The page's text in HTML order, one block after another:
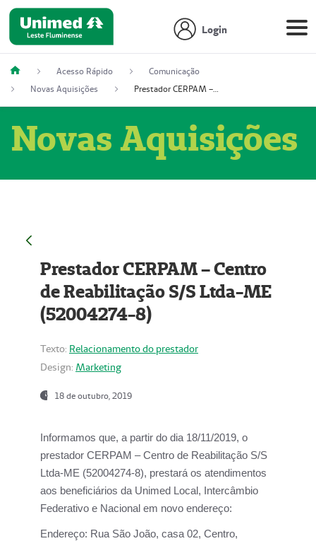
Login
Acesso Rápido
Comunicação
Novas Aquisições
Prestador CERPAM – Centro de Reabilitação S/S Ltda-ME (52004274-8)
Novas Aquisições
Prestador CERPAM – Centro
de Reabilitação S/S Ltda-ME
(52004274-8)
Texto: Relacionamento do prestador
Design: Marketing
18 de outubro, 2019
Informamos que, a partir do dia 18/11/2019, o
prestador CERPAM – Centro de Reabilitação S/S
Ltda-ME (52004274-8), prestará os atendimentos
aos beneficiários da Unimed Local, Intercâmbio
Federativo e Nacional em novo endereço:
Endereço: Rua São João, casa 02, Centro,